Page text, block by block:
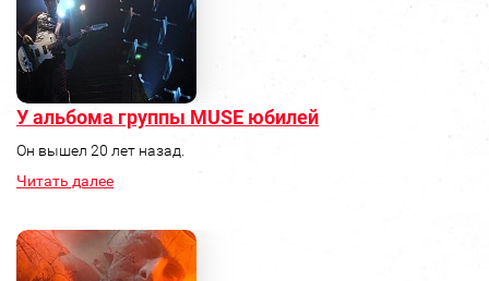
У альбома группы MUSE юбилей
Он вышел 20 лет назад.
Читать далее